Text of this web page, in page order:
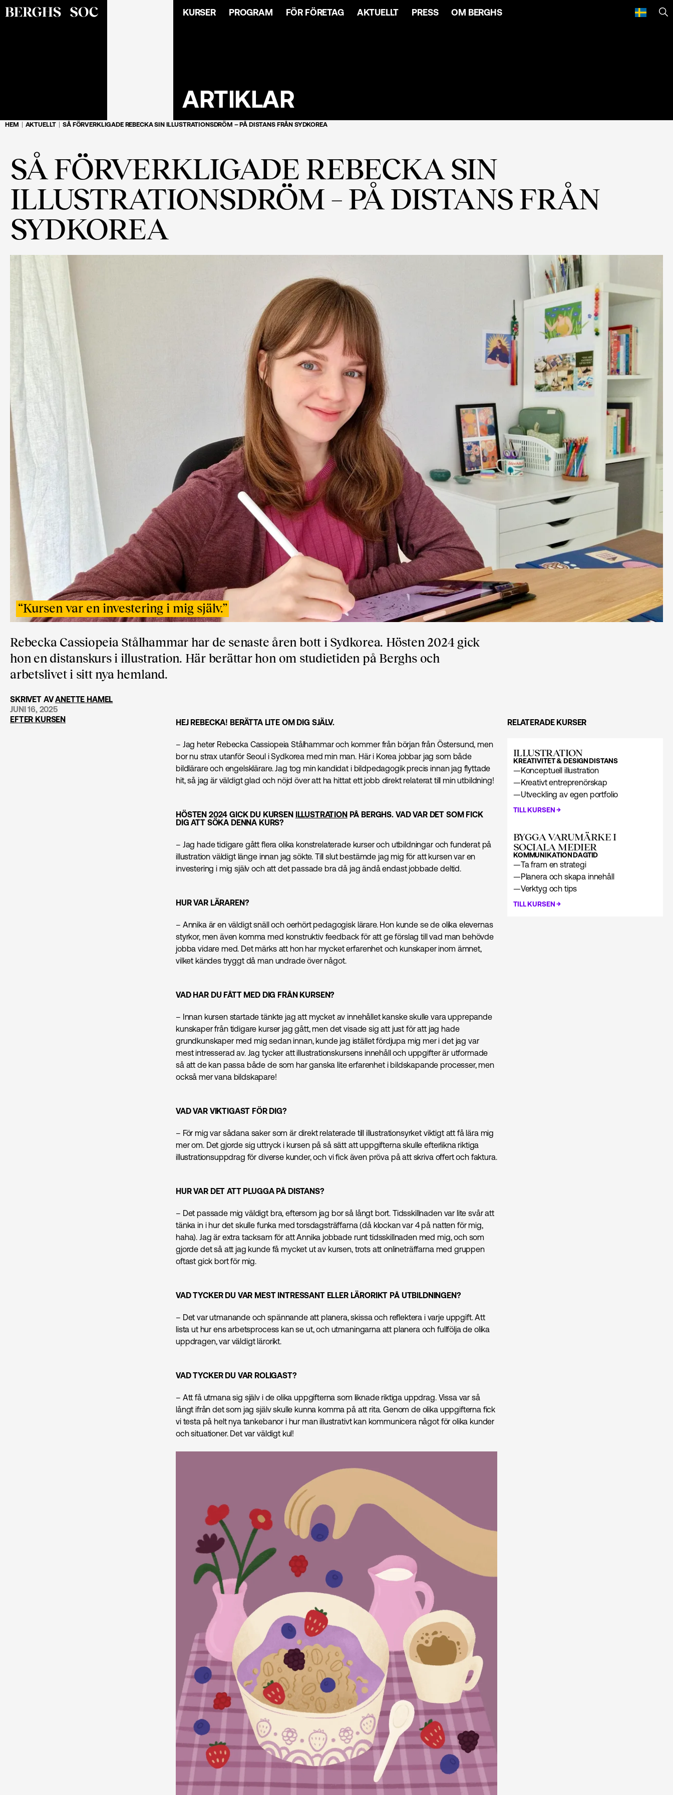
KURSER PROGRAM FÖR FÖRETAG AKTUELLT PRESS OM BERGHS
ARTIKLAR
HEM AKTUELLT SÅ FÖRVERKLIGADE REBECKA SIN ILLUSTRATIONSDRÖM – PÅ DISTANS FRÅN SYDKOREA
SÅ FÖRVERKLIGADE REBECKA SIN
ILLUSTRATIONSDRÖM – PÅ DISTANS FRÅN
SYDKOREA
“Kursen var en investering i mig själv.”
Rebecka Cassiopeia Stålhammar har de senaste åren bott i Sydkorea. Hösten 2024 gick
hon en distanskurs i illustration. Här berättar hon om studietiden på Berghs och
arbetslivet i sitt nya hemland.
SKRIVET AVANETTE HAMEL
JUNI 16, 2025
EFTER KURSEN
HEJ REBECKA! BERÄTTA LITE OM DIG SJÄLV.
– Jag heter Rebecka Cassiopeia Stålhammar och kommer från början från Östersund, men
bor nu strax utanför Seoul i Sydkorea med min man. Här i Korea jobbar jag som både
bildlärare och engelsklärare. Jag tog min kandidat i bildpedagogik precis innan jag flyttade
hit, så jag är väldigt glad och nöjd över att ha hittat ett jobb direkt relaterat till min utbildning!
HÖSTEN 2024 GICK DU KURSEN ILLUSTRATIONPÅ BERGHS. VAD VAR DET SOM FICK
DIG ATT SÖKA DENNA KURS?
– Jag hade tidigare gått flera olika konstrelaterade kurser och utbildningar och funderat på
illustration väldigt länge innan jag sökte. Till slut bestämde jag mig för att kursen var en
investering i mig själv och att det passade bra då jag ändå endast jobbade deltid.
HUR VAR LÄRAREN?
– Annika är en väldigt snäll och oerhört pedagogisk lärare. Hon kunde se de olika elevernas
styrkor, men även komma med konstruktiv feedback för att ge förslag till vad man behövde
jobba vidare med. Det märks att hon har mycket erfarenhet och kunskaper inom ämnet,
vilket kändes tryggt då man undrade över något.
VAD HAR DU FÅTT MED DIG FRÅN KURSEN?
– Innan kursen startade tänkte jag att mycket av innehållet kanske skulle vara upprepande
kunskaper från tidigare kurser jag gått, men det visade sig att just för att jag hade
grundkunskaper med mig sedan innan, kunde jag istället fördjupa mig mer i det jag var
mest intresserad av. Jag tycker att illustrationskursens innehåll och uppgifter är utformade
så att de kan passa både de som har ganska lite erfarenhet i bildskapande processer, men
också mer vana bildskapare!
VAD VAR VIKTIGAST FÖR DIG?
– För mig var sådana saker som är direkt relaterade till illustrationsyrket viktigt att få lära mig
mer om. Det gjorde sig uttryck i kursen på så sätt att uppgifterna skulle efterlikna riktiga
illustrationsuppdrag för diverse kunder, och vi fick även pröva på att skriva offert och faktura.
HUR VAR DET ATT PLUGGA PÅ DISTANS?
– Det passade mig väldigt bra, eftersom jag bor så långt bort. Tidsskillnaden var lite svår att
tänka in i hur det skulle funka med torsdagsträffarna (då klockan var 4 på natten för mig,
haha). Jag är extra tacksam för att Annika jobbade runt tidsskillnaden med mig, och som
gjorde det så att jag kunde få mycket ut av kursen, trots att onlineträffarna med gruppen
oftast gick bort för mig.
VAD TYCKER DU VAR MEST INTRESSANT ELLER LÄRORIKT PÅ UTBILDNINGEN?
– Det var utmanande och spännande att planera, skissa och reflektera i varje uppgift. Att
lista ut hur ens arbetsprocess kan se ut, och utmaningarna att planera och fullfölja de olika
uppdragen, var väldigt lärorikt.
VAD TYCKER DU VAR ROLIGAST?
– Att få utmana sig själv i de olika uppgifterna som liknade riktiga uppdrag. Vissa var så
långt ifrån det som jag själv skulle kunna komma på att rita. Genom de olika uppgifterna fick
vi testa på helt nya tankebanor i hur man illustrativt kan kommunicera något för olika kunder
och situationer. Det var väldigt kul!
RELATERADE KURSER
ILLUSTRATION
KREATIVITET & DESIGNDISTANS
—Konceptuell illustration
—Kreativt entreprenörskap
—Utveckling av egen portfolio
TILL KURSEN→
BYGGA VARUMÄRKE I
SOCIALA MEDIER
KOMMUNIKATIONDAGTID
—Ta fram en strategi
—Planera och skapa innehåll
—Verktyg och tips
TILL KURSEN→